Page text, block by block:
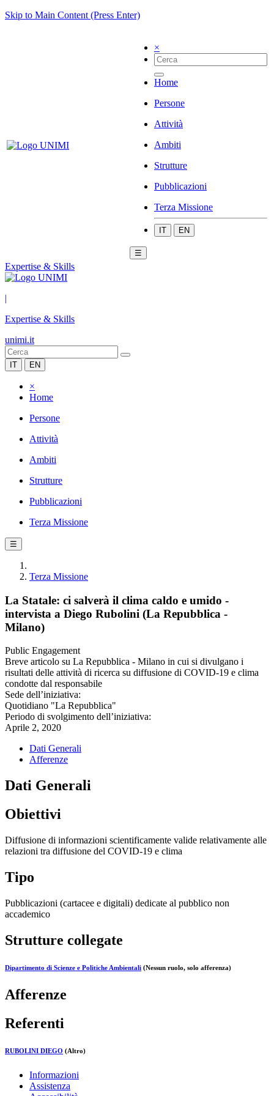
Skip to Main Content (Press Enter)
×
Home
Persone
Attività
Ambiti
Strutture
Pubblicazioni
Terza Missione
IT EN
☰
Expertise & Skills
|
Expertise & Skills
unimi.it
IT EN
×
Home
Persone
Attività
Ambiti
Strutture
Pubblicazioni
Terza Missione
☰
Terza Missione
La Statale: ci salverà il clima caldo e umido -
intervista a Diego Rubolini (La Repubblica -
Milano)
Public Engagement
Breve articolo su La Repubblica - Milano in cui si divulgano i
risultati delle attività di ricerca su diffusione di COVID-19 e clima
condotte dal responsabile
Sede dell’iniziativa:
Quotidiano "La Repubblica"
Periodo di svolgimento dell’iniziativa:
Aprile 2, 2020
Dati Generali
Afferenze
Dati Generali
Obiettivi
Diffusione di informazioni scientificamente valide relativamente alle
relazioni tra diffusione del COVID-19 e clima
Tipo
Pubblicazioni (cartacee e digitali) dedicate al pubblico non
accademico
Strutture collegate
Dipartimento di Scienze e Politiche Ambientali (Nessun ruolo, solo afferenza)
Afferenze
Referenti
RUBOLINI DIEGO (Altro)
Informazioni
Assistenza